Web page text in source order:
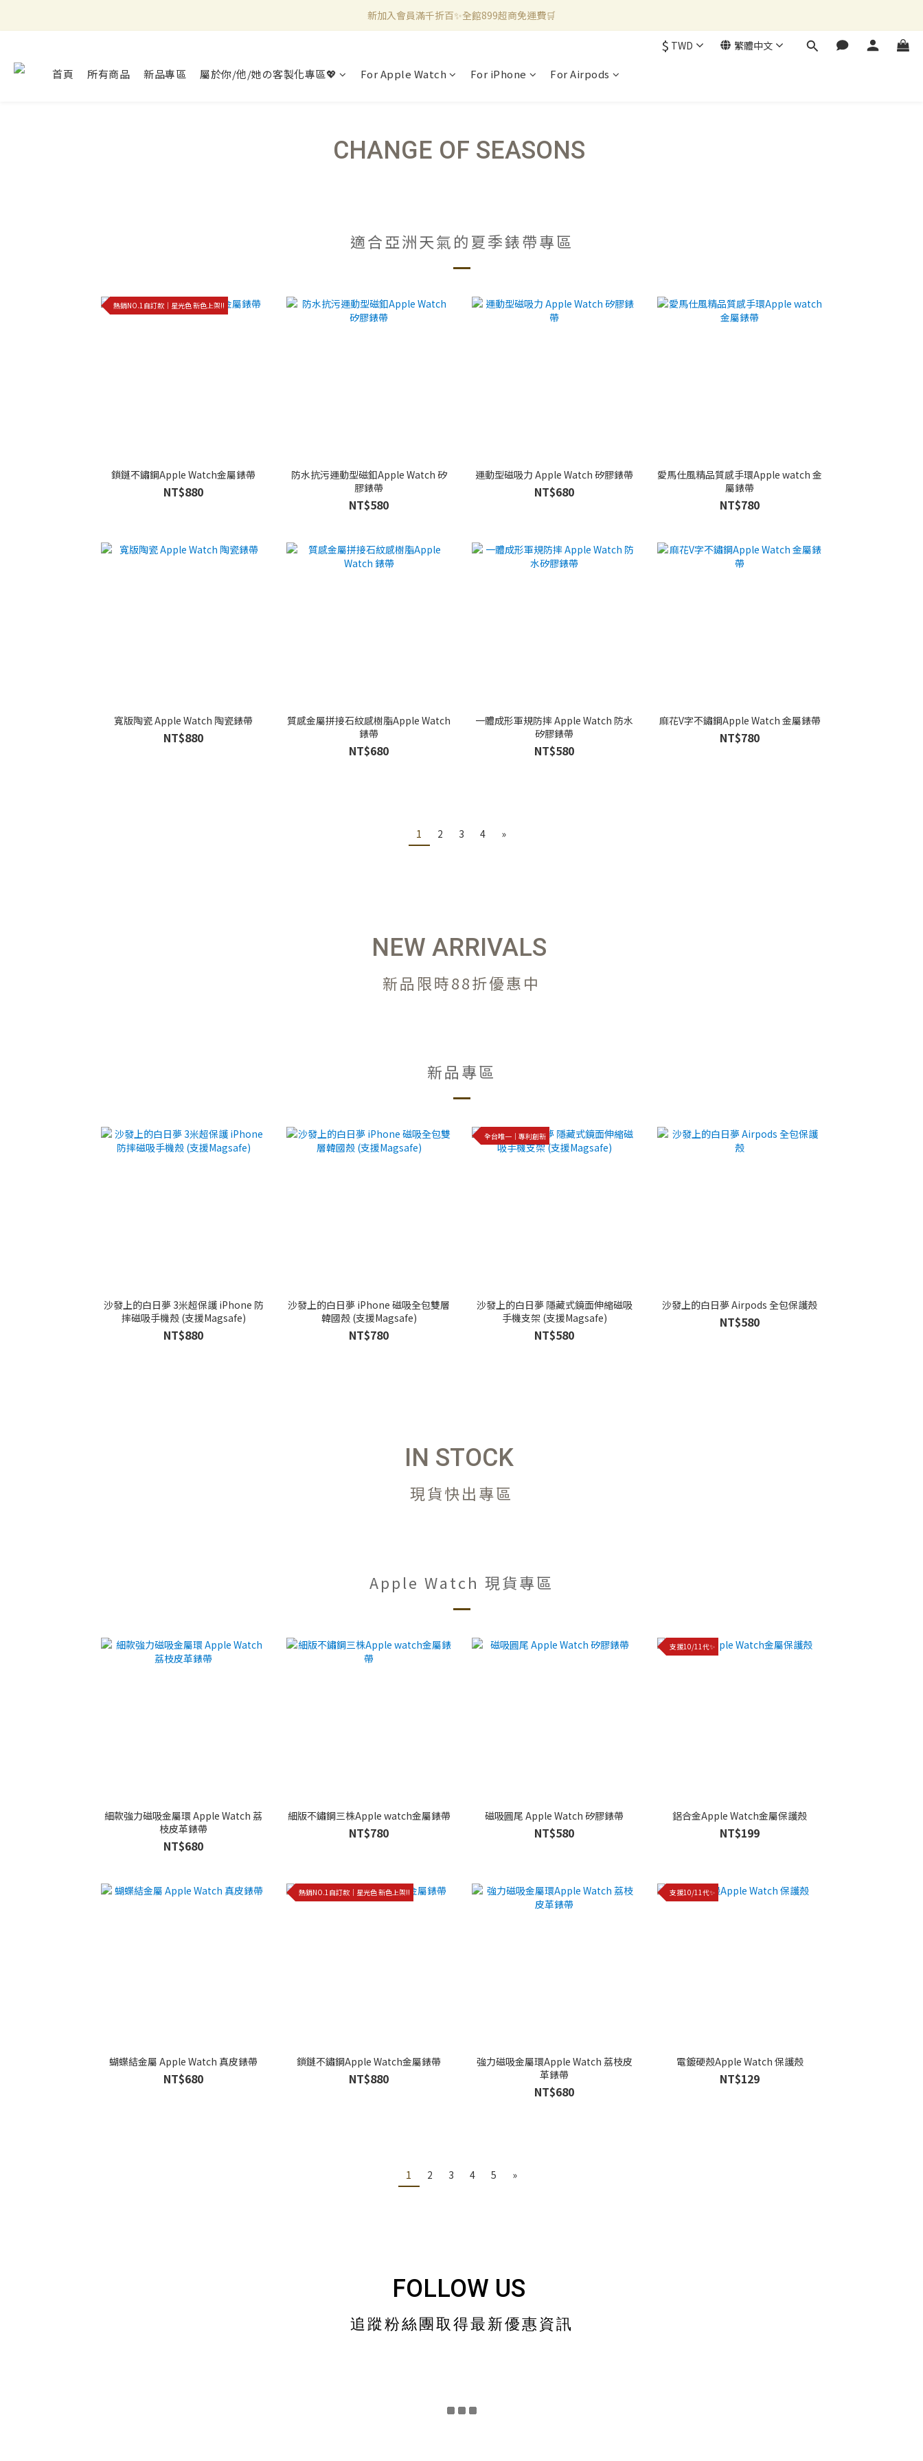
新加入會員滿千折百✨全館899超商免運費🛒
新加入會員滿千折百✨全館899超商免運費🛒
新加入會員滿千折百✨全館899超商免運費🛒
$ TWD 繁體中文
首頁 所有商品 新品專區 屬於你/他/她の客製化專區💖 For Apple Watch For iPhone For Airpods
CHANGE OF SEASONS
適合亞洲天氣的夏季錶帶專區
熱銷NO.1自訂款｜星光色 新色上架!!
鎖鏈不鏽鋼Apple Watch金屬錶帶
NT$880
防水抗污運動型磁釦Apple Watch 矽
膠錶帶
NT$580
運動型磁吸力 Apple Watch 矽膠錶帶
NT$680
愛馬仕風精品質感手環Apple watch 金
屬錶帶
NT$780
寬版陶瓷 Apple Watch 陶瓷錶帶
NT$880
質感金屬拼接石紋感樹脂Apple Watch
錶帶
NT$680
一體成形軍規防摔 Apple Watch 防水
矽膠錶帶
NT$580
麻花V字不鏽鋼Apple Watch 金屬錶帶
NT$780
1 2 3 4 »
NEW ARRIVALS
新品限時88折優惠中
新品專區
沙發上的白日夢 3米超保護 iPhone 防
摔磁吸手機殼 (支援Magsafe)
NT$880
沙發上的白日夢 iPhone 磁吸全包雙層
韓國殼 (支援Magsafe)
NT$780
全台唯一｜專利創新
沙發上的白日夢 隱藏式鏡面伸縮磁吸
手機支架 (支援Magsafe)
NT$580
沙發上的白日夢 Airpods 全包保護殼
NT$580
IN STOCK
現貨快出專區
Apple Watch 現貨專區
細款強力磁吸金屬環 Apple Watch 荔
枝皮革錶帶
NT$680
細版不鏽鋼三株Apple watch金屬錶帶
NT$780
磁吸圓尾 Apple Watch 矽膠錶帶
NT$580
支援10/11代✨
鋁合金Apple Watch金屬保護殼
NT$199
蝴蝶結金屬 Apple Watch 真皮錶帶
NT$680
熱銷NO.1自訂款｜星光色 新色上架!!
鎖鏈不鏽鋼Apple Watch金屬錶帶
NT$880
強力磁吸金屬環Apple Watch 荔枝皮
革錶帶
NT$680
支援10/11代✨
電鍍硬殼Apple Watch 保護殼
NT$129
1 2 3 4 5 »
FOLLOW US
追蹤粉絲團取得最新優惠資訊